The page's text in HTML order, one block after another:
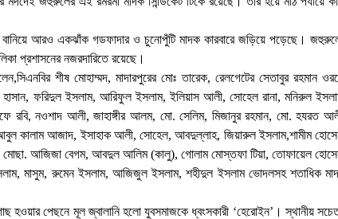
বানিয়ে আরও একঝাঁক গডফাদার ও চুনোপুঁটি মাদক কারবারে জড়িয়ে পড়েছে।
প্রশাসনের নজরদারিতে রয়েছে।
শীষ মোহাম্মদ, মাদারপুরের মোঃ তারেক, রেলগেটের সেতাবুর রহমান
ফরিদুল ইসলাম, আরিফুল ইসলাম, ইলিয়াস আলী, সোহেল রানা, মনিরুল
রবি, নওশাদ আলী, জাহাঙ্গীর আলম, মো. সেলিম, মিজানুর রহমান, মো. হযরত
আবুল কালাম আজাদ, ইসাহাক আলী, সোহেল, আবদুল্লাহ, জিয়ারুল ইসলাম,শামীম
মোছা. আজিজা বেগম, আবদুল আলিম (কালু), গোলাম মোস্তফা টিয়া, তোফায়েল
মাসুম, রুমেন ইসলাম, আজিজুল ইসলাম, শহীদুল ইসলাম ভোদলসহ শতাধিক
পেছনে মূল জ্বালানি হলো যুবসমাজকে ধ্বংসকারী ‘হেরোইন’। স্থানীয়